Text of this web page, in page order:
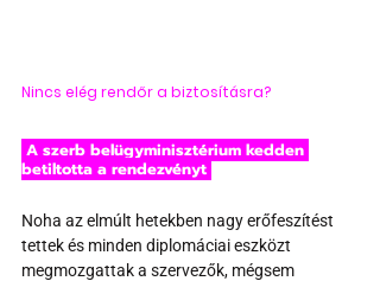
Nincs elég rendőr a biztosításra?
betiltotta a rendezvényt
Noha az elmúlt hetekben nagy erőfeszítést
tettek és minden diplomáciai eszközt
megmozgattak a szervezők, mégsem